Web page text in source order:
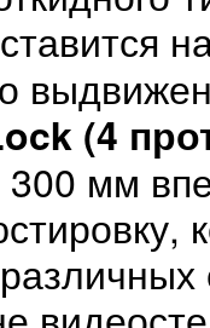
(4
300 мм